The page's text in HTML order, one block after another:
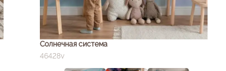
Солнечная система
46428v